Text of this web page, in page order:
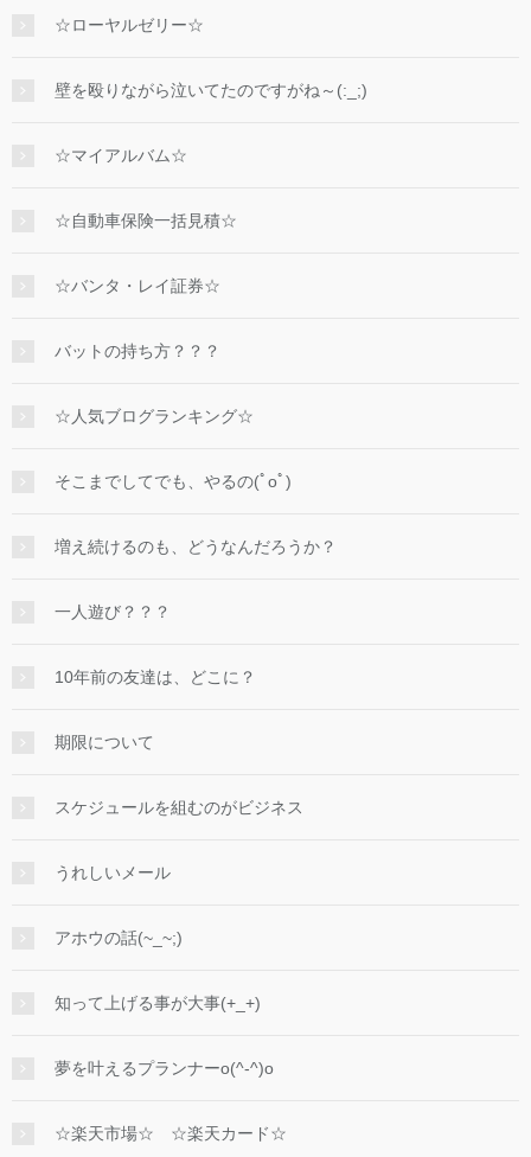
☆ローヤルゼリー☆
壁を殴りながら泣いてたのですがね～(:_;)
☆マイアルバム☆
☆自動車保険一括見積☆
☆バンタ・レイ証券☆
バットの持ち方？？？
☆人気ブログランキング☆
そこまでしてでも、やるの(ﾟoﾟ)
増え続けるのも、どうなんだろうか？
一人遊び？？？
10年前の友達は、どこに？
期限について
スケジュールを組むのがビジネス
うれしいメール
アホウの話(~_~;)
知って上げる事が大事(+_+)
夢を叶えるプランナーo(^-^)o
☆楽天市場☆ ☆楽天カード☆